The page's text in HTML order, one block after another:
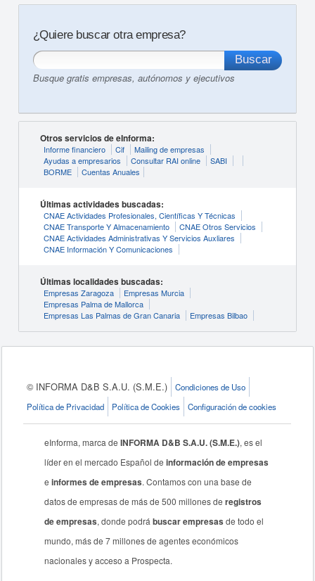
¿Quiere buscar otra empresa?
Busque gratis empresas, autónomos y ejecutivos
Otros servicios de eInforma:
Informe financiero Cif
Mailing de empresas
Ayudas a empresarios
Consultar RAI online
SABI
BORME
Cuentas Anuales
Últimas actividades buscadas:
CNAE Actividades Profesionales, Científicas Y Técnicas
CNAE Transporte Y Almacenamiento
CNAE Otros Servicios
CNAE Actividades Administrativas Y Servicios Auxliares
CNAE Información Y Comunicaciones
Últimas localidades buscadas:
Empresas Zaragoza
Empresas Murcia
Empresas Palma de Mallorca
Empresas Las Palmas de Gran Canaria
Empresas Bilbao
© INFORMA D&B S.A.U. (S.M.E.)
Condiciones de Uso
Política de Privacidad
Política de Cookies Configuración de cookies
eInforma, marca deINFORMA D&B S.A.U. (S.M.E.), es el
líder en el mercado Español deinformación de empresas
einformes de empresas. Contamos con una base de
datos de empresas de más de 500 millones deregistros
de empresas, donde podrábuscar empresas de todo el
mundo, más de 7 millones de agentes económicos
nacionales y acceso a Prospecta.